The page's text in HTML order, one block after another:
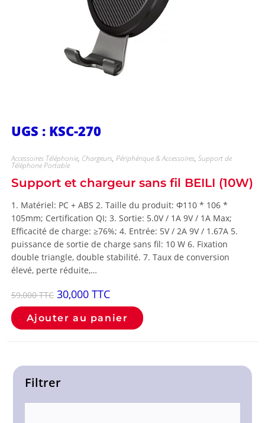
UGS : KSC-270
Accessoires Téléphonie, Chargeurs, Périphérique & Accessoires, Support de
Téléphone Portable
Support et chargeur sans fil BEILI (10W)
1. Matériel: PC + ABS 2. Taille du produit: Φ110 * 106 *
105mm; Certification QI; 3. Sortie: 5.0V / 1A 9V / 1A Max;
Efficacité de charge: ≥76%; 4. Entrée: 5V / 2A 9V / 1.67A 5.
puissance de sortie de charge sans fil: 10 W 6. Fixation
double triangle, double stabilité. 7. Taux de conversion
élevé, perte réduite,…
59,000TTC 30,000 TTC
Ajouter au panier
Filtrer